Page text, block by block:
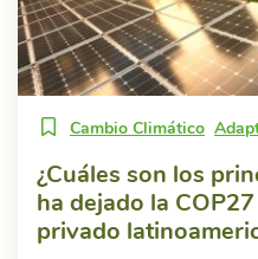
Cambio Climático
¿Cuáles son los
ha dejado la
privado